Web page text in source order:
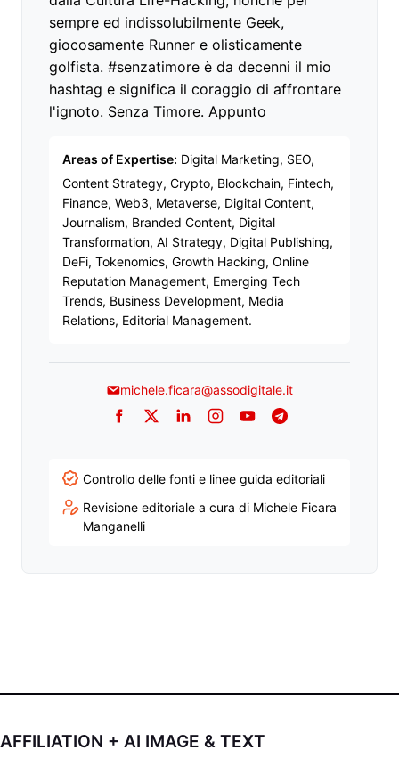
sempre ed indissolubilmente Geek,
giocosamente Runner e olisticamente
golfista. #senzatimore è da decenni il mio
hashtag e significa il coraggio di affrontare
l'ignoto. Senza Timore. Appunto
Areas of Expertise: Digital Marketing, SEO,
Content Strategy, Crypto, Blockchain, Fintech,
Finance, Web3, Metaverse, Digital Content,
Journalism, Branded Content, Digital
Transformation, AI Strategy, Digital Publishing,
DeFi, Tokenomics, Growth Hacking, Online
Reputation Management, Emerging Tech
Trends, Business Development, Media
Relations, Editorial Management.
michele.ficara@assodigitale.it
Facebook
TwitterLinkedInInstagram
YouTubeTelegram
Controllo delle fonti e linee guida editoriali
Revisione editoriale a cura di Michele Ficara
Manganelli
AFFILIATION + AI IMAGE & TEXT